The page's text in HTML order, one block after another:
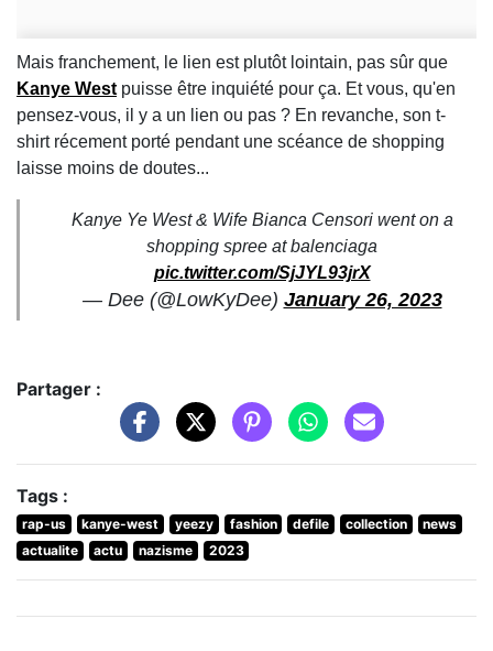
Mais franchement, le lien est plutôt lointain, pas sûr que
Kanye West puisse être inquiété pour ça. Et vous, qu'en
pensez-vous, il y a un lien ou pas ? En revanche, son t-
shirt récement porté pendant une scéance de shopping
laisse moins de doutes...
Kanye Ye West & Wife Bianca Censori went on a
shopping spree at balenciaga
pic.twitter.com/SjJYL93jrX
— Dee (@LowKyDee) January 26, 2023
Partager :
Tags :
rap-us kanye-west yeezy fashion defile collection
news
actualite
actu nazisme 2023